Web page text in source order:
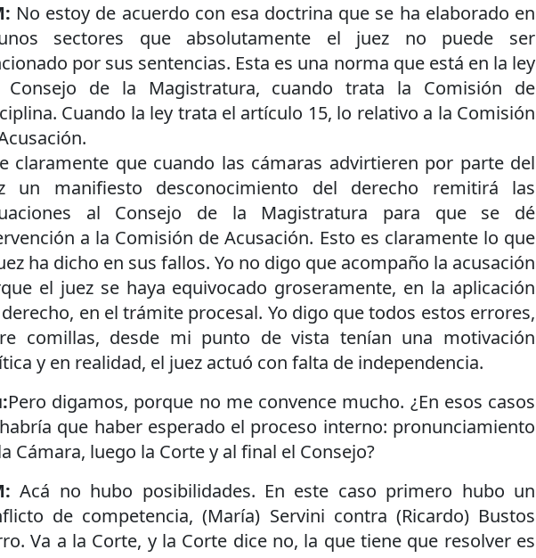
No estoy de acuerdo con esa doctrina que se ha elaborado en
sectores que absolutamente el juez no puede ser
por sus sentencias. Esta es una norma que está en la ley
Consejo de la Magistratura, cuando trata la Comisión de
Cuando la ley trata el artículo 15, lo relativo a la Comisión
claramente que cuando las cámaras advirtieren por parte del
un manifiesto desconocimiento del derecho remitirá las
al Consejo de la Magistratura para que se dé
a la Comisión de Acusación. Esto es claramente lo que
ha dicho en sus fallos. Yo no digo que acompaño la acusación
el juez se haya equivocado groseramente, en la aplicación
en el trámite procesal. Yo digo que todos estos errores,
comillas, desde mi punto de vista tenían una motivación
y en realidad, el juez actuó con falta de independencia.
Pero digamos, porque no me convence mucho. ¿En esos casos
que haber esperado el proceso interno: pronunciamiento
Cámara, luego la Corte y al final el Consejo?
Acá no hubo posibilidades. En este caso primero hubo un
de competencia, (María) Servini contra (Ricardo) Bustos
Va a la Corte, y la Corte dice no, la que tiene que resolver es